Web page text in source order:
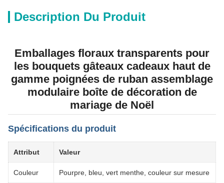
Description Du Produit
Emballages floraux transparents pour
les bouquets gâteaux cadeaux haut de
gamme poignées de ruban assemblage
modulaire boîte de décoration de
mariage de Noël
Spécifications du produit
Attribut Valeur
Couleur Pourpre, bleu, vert menthe, couleur sur mesure